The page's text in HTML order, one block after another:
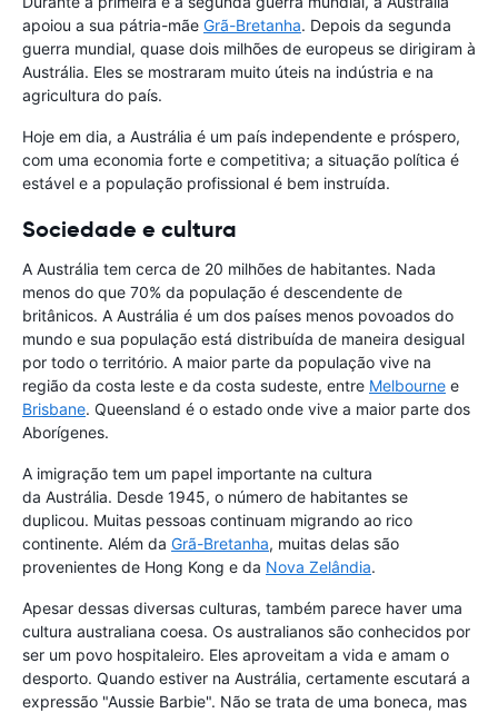
apoiou a sua pátria-mãe Grã-Bretanha. Depois da segunda
guerra mundial, quase dois milhões de europeus se dirigiram à
Austrália. Eles se mostraram muito úteis na indústria e na
agricultura do país.
Hoje em dia, a Austrália é um país independente e próspero,
com uma economia forte e competitiva; a situação política é
estável e a população profissional é bem instruída.
Sociedade e cultura
A Austrália tem cerca de 20 milhões de habitantes. Nada
menos do que 70% da população é descendente de
britânicos. A Austrália é um dos países menos povoados do
mundo e sua população está distribuída de maneira desigual
por todo o território. A maior parte da população vive na
região da costa leste e da costa sudeste, entre Melbourne e
Brisbane. Queensland é o estado onde vive a maior parte dos
Aborígenes.
A imigração tem um papel importante na cultura
da Austrália. Desde 1945, o número de habitantes se
duplicou. Muitas pessoas continuam migrando ao rico
continente. Além da Grã-Bretanha, muitas delas são
provenientes de Hong Kong e da Nova Zelândia.
Apesar dessas diversas culturas, também parece haver uma
cultura australiana coesa. Os australianos são conhecidos por
ser um povo hospitaleiro. Eles aproveitam a vida e amam o
desporto. Quando estiver na Austrália, certamente escutará a
expressão "Aussie Barbie". Não se trata de uma boneca, mas